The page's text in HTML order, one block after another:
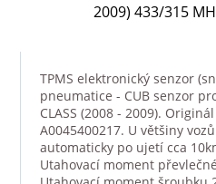
2009) 433/315
TPMS elektronický senzor
pneumatice - CUB senzor pro
CLASS (2008 - 2009).
A0045400217. U většiny
automaticky po ujetí cca
Utahovací moment